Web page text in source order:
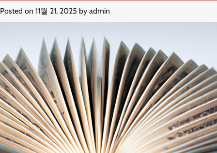
Posted on 11월 21, 2025 by admin